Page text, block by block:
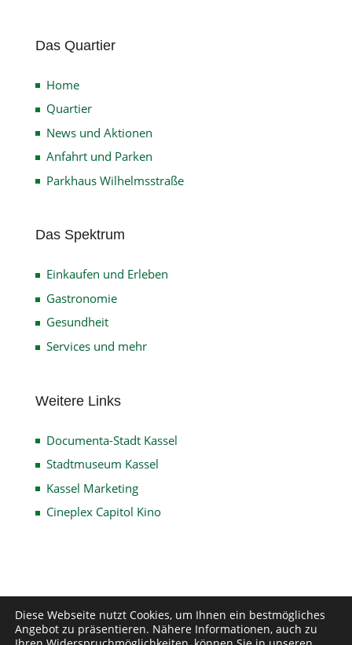
Das Quartier
Home
Quartier
News und Aktionen
Anfahrt und Parken
Parkhaus Wilhelmsstraße
Das Spektrum
Einkaufen und Erleben
Gastronomie
Gesundheit
Services und mehr
Weitere Links
Documenta-Stadt Kassel
Stadtmuseum Kassel
Kassel Marketing
Cineplex Capitol Kino
Impressum Datenschutz
Disclaimer
Kontakt
Diese Webseite nutzt Cookies, um Ihnen ein bestmögliches
Angebot zu präsentieren. Nähere Informationen, auch zu